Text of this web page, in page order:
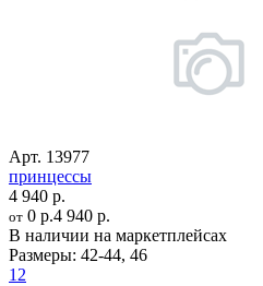
Арт. 13977
принцессы
4 940 р.
от 0 р.4 940 р.
В наличии на маркетплейсах
Размеры: 42-44, 46
12